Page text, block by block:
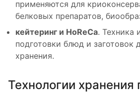
применяются для
белковых препаратов,
кейтеринг и HoReCa. Техника
подготовки блюд и заготовок
хранения.
Технологии хранения